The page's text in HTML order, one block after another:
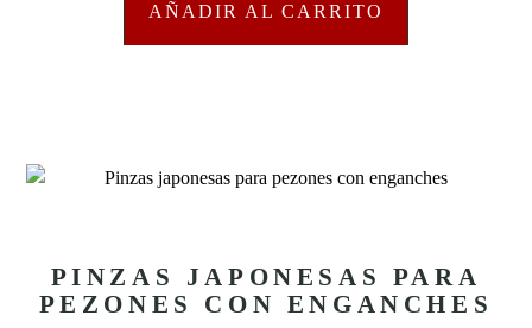
AÑADIR AL CARRITO
PINZAS JAPONESAS PARA
PEZONES CON ENGANCHES